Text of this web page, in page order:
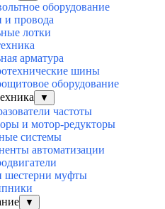
оборудование
и провода
лотки
арматура
шины
оборудование
▼
частоты
и мотор-редукторы
системы
автоматизации
шестерни муфты
▼